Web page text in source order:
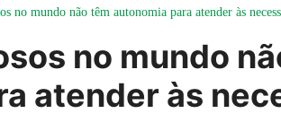
no mundo não têm autonomia para atender às
no mundo
atender às